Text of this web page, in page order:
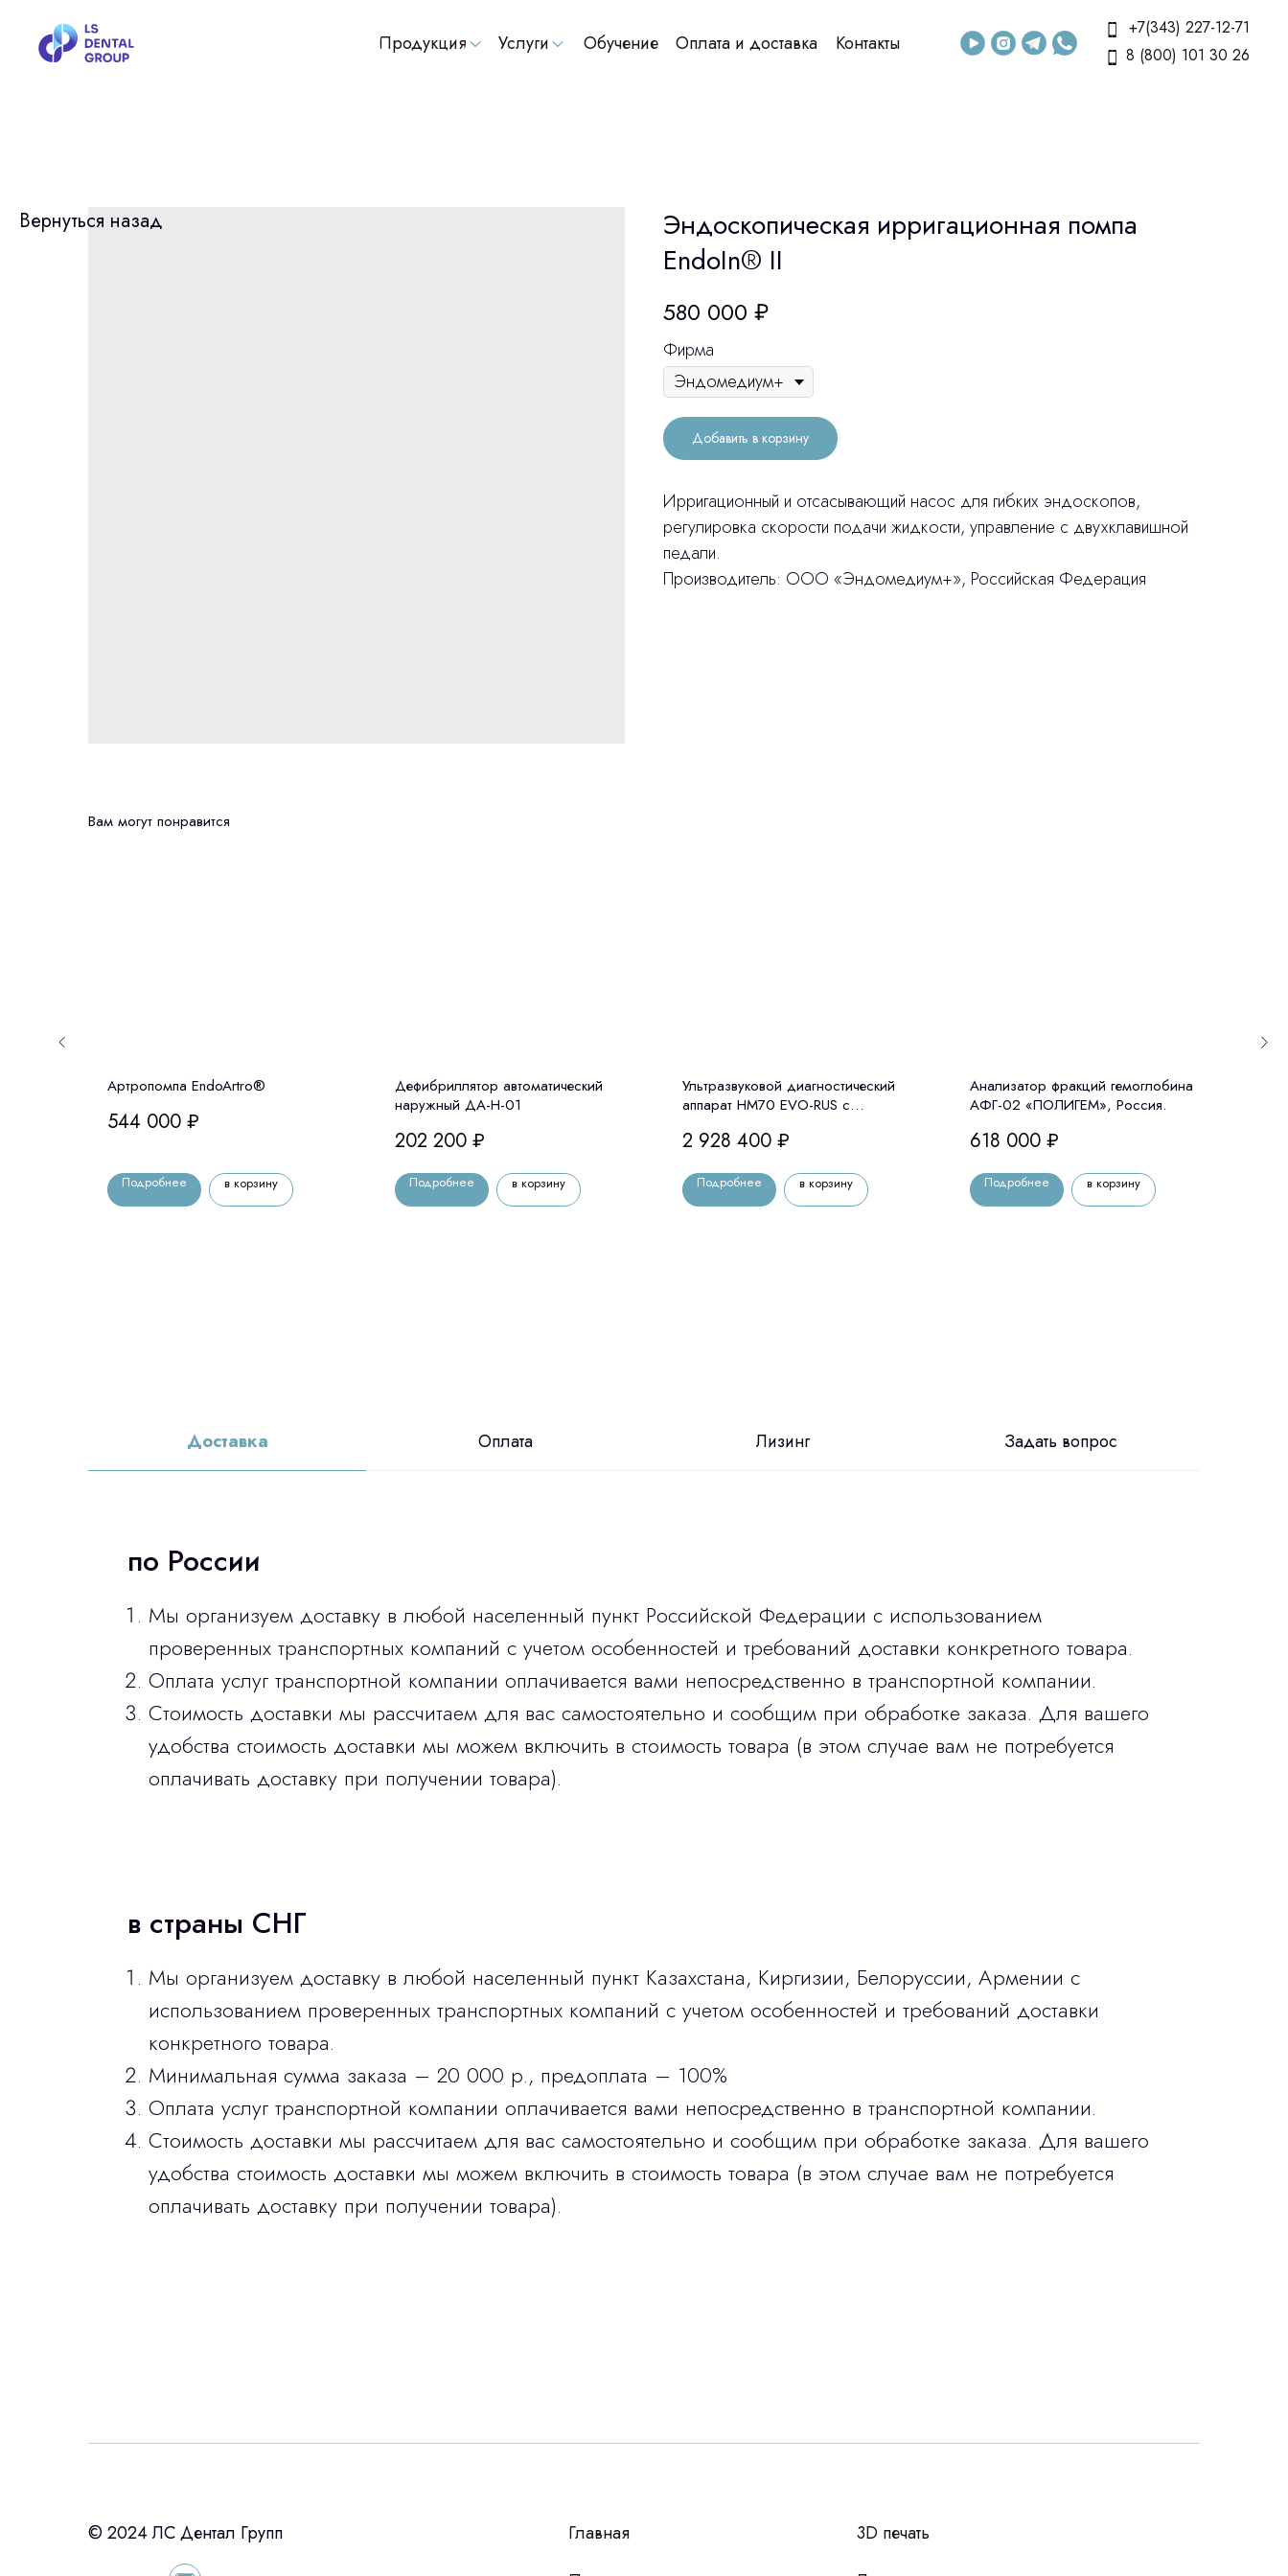
Обучение
Продукция Услуги Оплата и доставка Контакты
+7(343) 227-12-71
8 (800) 101 30 26
Вернуться назад
Эндоскопическая ирригационная помпа
EndoIn® II
580 000 ₽
Фирма
Добавить в корзину
Ирригационный и отсасывающий насос для гибких эндоскопов,
регулировка скорости подачи жидкости, управление с двухклавишной
педали.
Производитель: ООО «Эндомедиум+», Российская Федерация
Вам могут понравится
Артропомпа EndoArtro®
544 000 ₽
Подробнее в корзину
Дефибриллятор автоматический
наружный ДА-Н-01
202 200 ₽
Подробнее в корзину
Ультразвуковой диагностический
аппарат HM70 EVO-RUS с
2 928 400 ₽
Подробнее в корзину
Анализатор фракций гемоглобина
АФГ-02 «ПОЛИГЕМ», Россия.
618 000 ₽
Подробнее в корзину
Доставка Оплата Лизинг Задать вопрос
по России
Мы организуем доставку в любой населенный пункт Российской Федерации с использованием
проверенных транспортных компаний с учетом особенностей и требований доставки конкретного товара.
Оплата услуг транспортной компании оплачивается вами непосредственно в транспортной компании.
Стоимость доставки мы рассчитаем для вас самостоятельно и сообщим при обработке заказа. Для вашего
удобства стоимость доставки мы можем включить в стоимость товара (в этом случае вам не потребуется
оплачивать доставку при получении товара).
в страны СНГ
Мы организуем доставку в любой населенный пункт Казахстана, Киргизии, Белоруссии, Армении с
использованием проверенных транспортных компаний с учетом особенностей и требований доставки
конкретного товара.
Минимальная сумма заказа – 20 000 р., предоплата – 100%
Оплата услуг транспортной компании оплачивается вами непосредственно в транспортной компании.
Стоимость доставки мы рассчитаем для вас самостоятельно и сообщим при обработке заказа. Для вашего
удобства стоимость доставки мы можем включить в стоимость товара (в этом случае вам не потребуется
оплачивать доставку при получении товара).
Остались вопросы
Интересует лизинг?
с помощью нашего партнера ООО «Уралпромлизинг»
подберем выгодные условия по лизингу
© 2024 ЛС Дентал Групп
Главная
3D печать